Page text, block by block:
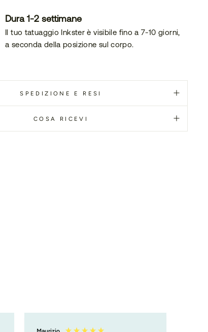
Dura 1-2 settimane
Il tuo tatuaggio Inkster è visibile fino a 7-10 giorni,
a seconda della posizione sul corpo.
SPEDIZIONE E RESI
COSA RICEVI